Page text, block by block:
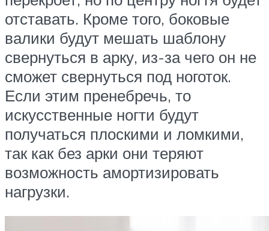
отставать. Кроме того, боковые
валики будут мешать шаблону
свернуться в арку, из-за чего он не
сможет свернуться под ноготок.
Если этим пренебречь, то
искусственные ногти будут
получаться плоскими и ломкими,
так как без арки они теряют
возможность амортизировать
нагрузки.